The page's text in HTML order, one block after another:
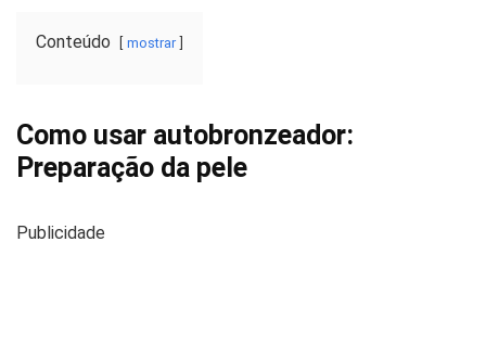
Conteúdo mostrar
Como usar autobronzeador:
Preparação da pele
Publicidade